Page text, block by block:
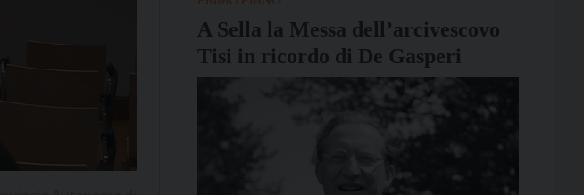
A Sella la Messa dell’arcivescovo
Tisi in ricordo di De Gasperi